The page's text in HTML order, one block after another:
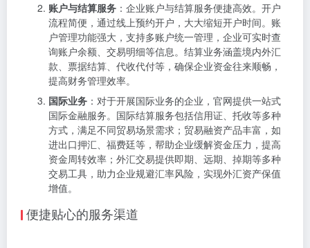
账户与结算服务 ：企业账户与结算服务便捷高效。开户
流程简便，通过线上预约开户，大大缩短开户时间。账
户管理功能强大，支持多账户统一管理，企业可实时查
询账户余额、交易明细等信息。结算业务涵盖境内外汇
款、票据结算、代收代付等，确保企业资金往来顺畅，
提高财务管理效率。
国际业务 ：对于开展国际业务的企业，官网提供一站式
国际金融服务。国际结算服务包括信用证、托收等多种
方式，满足不同贸易场景需求；贸易融资产品丰富，如
进出口押汇、福费廷等，帮助企业缓解资金压力，提高
资金周转效率；外汇交易提供即期、远期、掉期等多种
交易工具，助力企业规避汇率风险，实现外汇资产保值
增值。
便捷贴心的服务渠道